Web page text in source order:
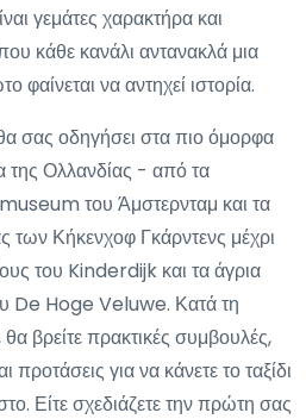
γεμάτες χαρακτήρα και
κάθε κανάλι αντανακλά μια
φαίνεται να αντηχεί ιστορία.
σας οδηγήσει στα πιο όμορφα
της Ολλανδίας - από τα
του Άμστερνταμ και τα
των Κήκενχοφ Γκάρντενς μέχρι
του Kinderdijk και τα άγρια
De Hoge Veluwe. Κατά τη
θα βρείτε πρακτικές συμβουλές,
προτάσεις για να κάνετε το ταξίδι
Είτε σχεδιάζετε την πρώτη σας